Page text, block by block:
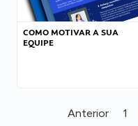
COMO MOTIVAR A SUA
EQUIPE
Anterior 1